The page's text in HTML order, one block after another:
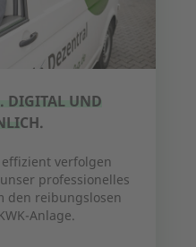
DIGITAL UND
verfolgen
professionelles
den reibungslosen
Anlage.